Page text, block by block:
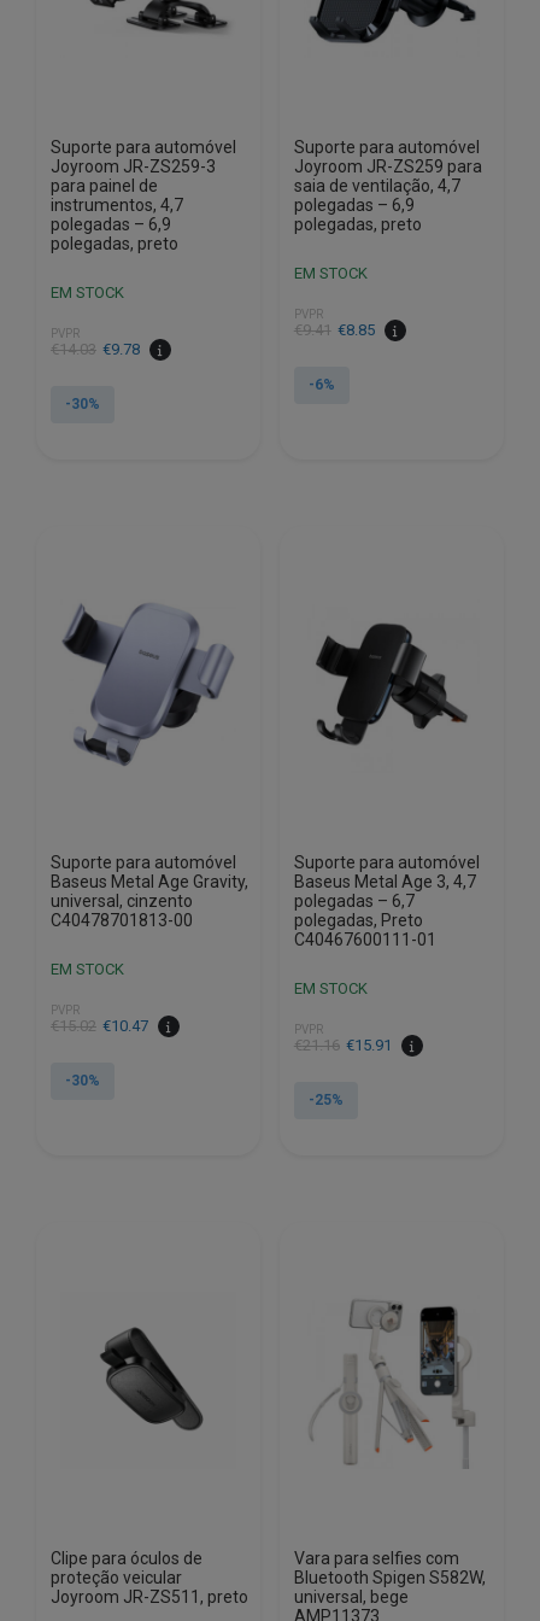
Suporte para automóvel
Joyroom JR-ZS259-3
para painel de
instrumentos, 4,7
polegadas – 6,9
polegadas, preto
EM STOCK
PVPR
€14.03
O
original
€9.78
O
atual
-30%
Suporte para automóvel
Joyroom JR-ZS259 para
saia de ventilação, 4,7
polegadas – 6,9
polegadas, preto
EM STOCK
PVPR
€9.41
O
original
€8.85
O
atual
-6%
Suporte para automóvel
Baseus Metal Age Gravity,
universal, cinzento
C40478701813-00
EM STOCK
PVPR
€15.02
O
original
€10.47
O
atual
-30%
Suporte para automóvel
Baseus Metal Age 3, 4,7
polegadas – 6,7
polegadas, Preto
C40467600111-01
EM STOCK
PVPR
€21.16
O
original
€15.91
O
atual
-25%
Clipe para óculos de
proteção veicular
Joyroom JR-ZS511, preto
Vara para selfies com
Bluetooth Spigen S582W,
universal, bege
AMP11373